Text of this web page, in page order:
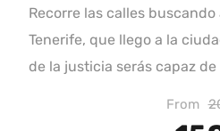
Recorre las calles
Tenerife, que llego a la
de la justicia serás capaz
From